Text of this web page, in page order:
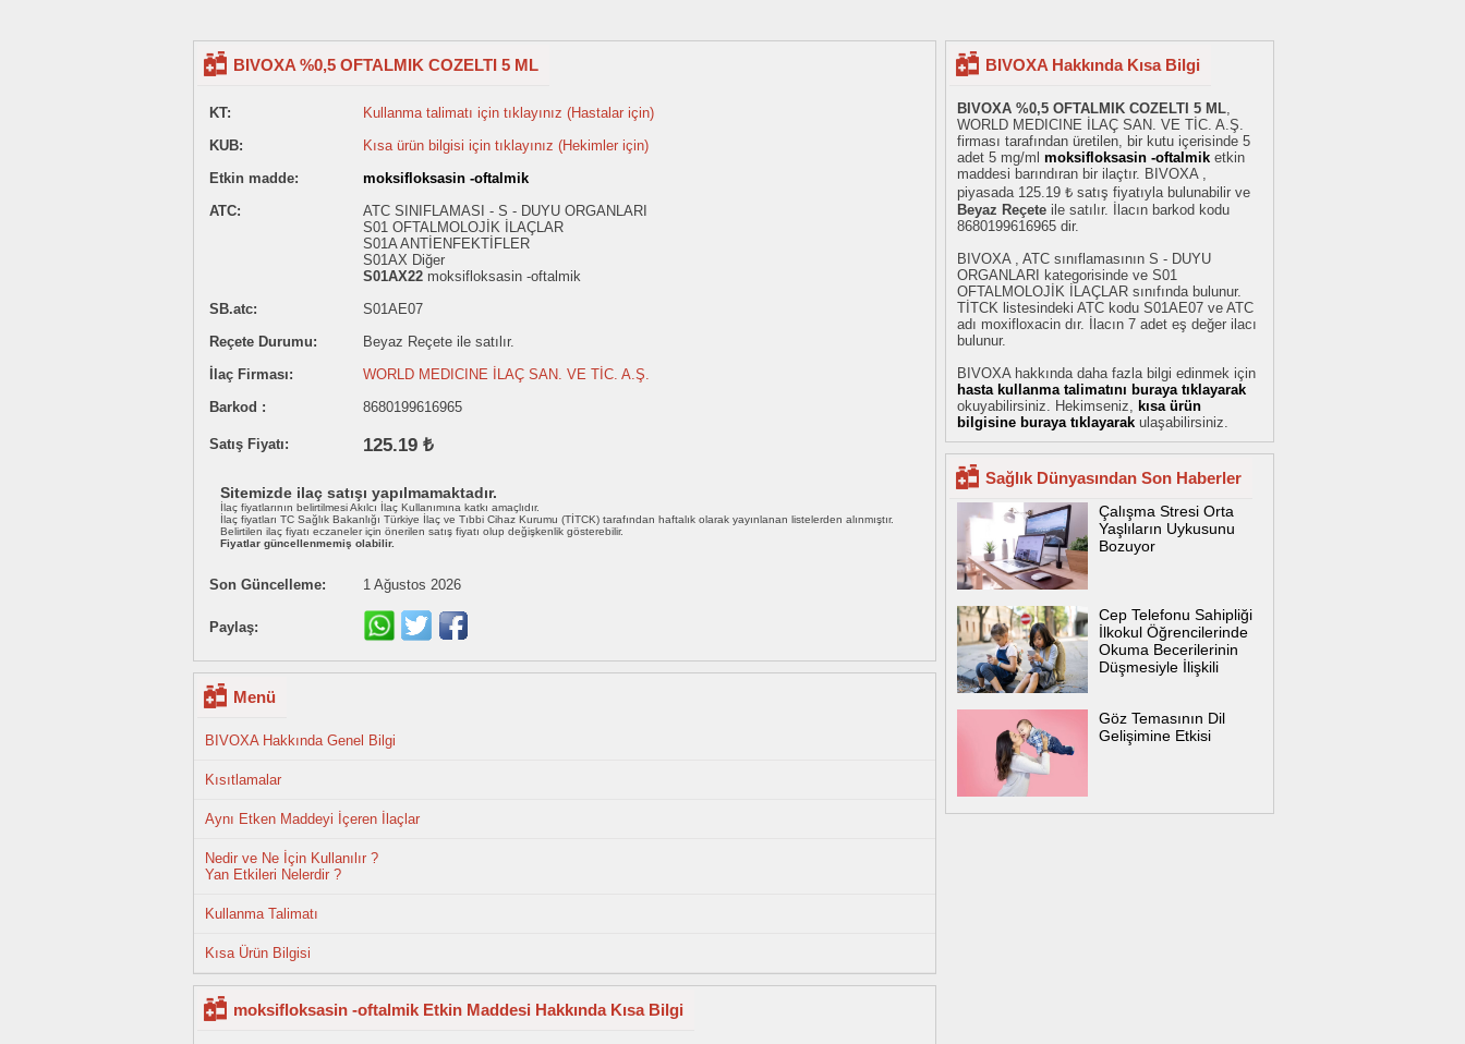
BIVOXA %0,5 OFTALMIK COZELTI 5 ML
KT:
Kullanma talimatı için tıklayınız (Hastalar için)
KUB:
Kısa ürün bilgisi için tıklayınız (Hekimler için)
Etkin madde:
moksifloksasin -oftalmik
ATC:
ATC SINIFLAMASI - S - DUYU ORGANLARI
S01 OFTALMOLOJİK İLAÇLAR
S01A ANTİENFEKTİFLER
S01AX Diğer
S01AX22 moksifloksasin -oftalmik
SB.atc:
S01AE07
Reçete Durumu:
Beyaz Reçete ile satılır.
İlaç Firması:
WORLD MEDICINE İLAÇ SAN. VE TİC. A.Ş.
Barkod :
8680199616965
Satış Fiyatı: 125.19 ₺
Sitemizde ilaç satışı yapılmamaktadır.
İlaç fiyatlarının belirtilmesi Akılcı İlaç Kullanımına katkı amaçlıdır.
İlaç fiyatları TC Sağlık Bakanlığı Türkiye İlaç ve Tıbbi Cihaz Kurumu (TİTCK) tarafından haftalık olarak yayınlanan listelerden alınmıştır.
Belirtilen ilaç fiyatı eczaneler için önerilen satış fiyatı olup değişkenlik gösterebilir.
Fiyatlar güncellenmemiş olabilir.
Son Güncelleme: 1 Ağustos 2026
Paylaş:
Menü
BIVOXA Hakkında Genel Bilgi
Kısıtlamalar
Aynı Etken Maddeyi İçeren İlaçlar
Nedir ve Ne İçin Kullanılır ?
Yan Etkileri Nelerdir ?
Kullanma Talimatı
Kısa Ürün Bilgisi
moksifloksasin -oftalmik Etkin Maddesi Hakkında Kısa Bilgi
BIVOXA Hakkında Kısa Bilgi
BIVOXA %0,5 OFTALMIK COZELTI 5 ML,
WORLD MEDICINE İLAÇ SAN. VE TİC. A.Ş.
firması tarafından üretilen, bir kutu içerisinde 5
adet 5 mg/ml moksifloksasin -oftalmik etkin
maddesi barındıran bir ilaçtır. BIVOXA ,
piyasada 125.19 ₺ satış fiyatıyla bulunabilir ve
Beyaz Reçete ile satılır. İlacın barkod kodu
8680199616965 dir.
BIVOXA , ATC sınıflamasının S - DUYU
ORGANLARI kategorisinde ve S01
OFTALMOLOJİK İLAÇLAR sınıfında bulunur.
TİTCK listesindeki ATC kodu S01AE07 ve ATC
adı moxifloxacin dır. İlacın 7 adet eş değer ilacı
bulunur.
BIVOXA hakkında daha fazla bilgi edinmek için
hasta kullanma talimatını buraya tıklayarak
okuyabilirsiniz. Hekimseniz, kısa ürün
bilgisine buraya tıklayarak ulaşabilirsiniz.
Sağlık Dünyasından Son Haberler
Çalışma Stresi Orta
Yaşlıların Uykusunu
Bozuyor
Cep Telefonu Sahipliği
İlkokul Öğrencilerinde
Okuma Becerilerinin
Düşmesiyle İlişkili
Göz Temasının Dil
Gelişimine Etkisi